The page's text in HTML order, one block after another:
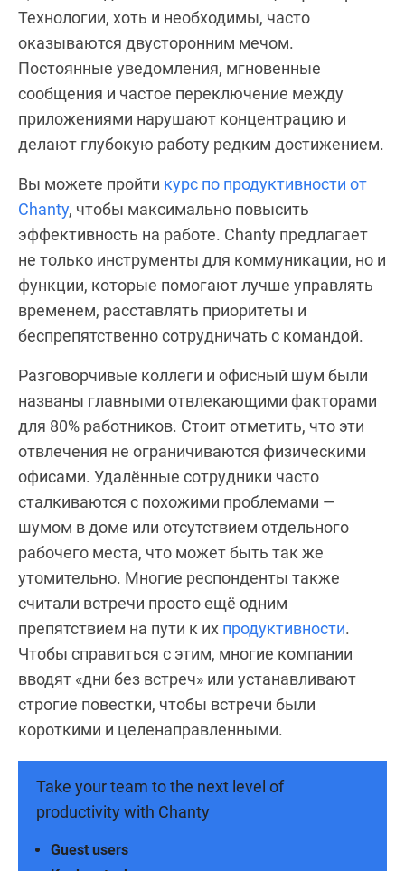
Технологии, хоть и необходимы, часто
оказываются двусторонним мечом.
Постоянные уведомления, мгновенные
сообщения и частое переключение между
приложениями нарушают концентрацию и
делают глубокую работу редким достижением.
Вы можете пройти курс по продуктивности от
Chanty, чтобы максимально повысить
эффективность на работе. Chanty предлагает
не только инструменты для коммуникации, но и
функции, которые помогают лучше управлять
временем, расставлять приоритеты и
беспрепятственно сотрудничать с командой.
Разговорчивые коллеги и офисный шум были
названы главными отвлекающими факторами
для 80% работников. Стоит отметить, что эти
отвлечения не ограничиваются физическими
офисами. Удалённые сотрудники часто
сталкиваются с похожими проблемами —
шумом в доме или отсутствием отдельного
рабочего места, что может быть так же
утомительно. Многие респонденты также
считали встречи просто ещё одним
препятствием на пути к их продуктивности.
Чтобы справиться с этим, многие компании
вводят «дни без встреч» или устанавливают
строгие повестки, чтобы встречи были
короткими и целенаправленными.
Take your team to the next level of
productivity with Chanty
Guest users